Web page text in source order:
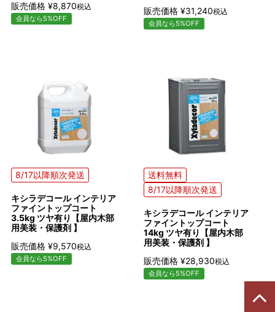
販売価格 ¥8,870税込
会員なら5%OFF
販売価格 ¥31,240税込
会員なら5%OFF
8/17以降順次発送
キシラデコール インテリア
ファイントップコート
3.5kg ツヤ有り【屋内木部
用美装・保護剤 】
販売価格 ¥9,570税込
会員なら5%OFF
送料無料
8/17以降順次発送
キシラデコール インテリア
ファイントップコート
14kg ツヤ有り【屋内木部
用美装・保護剤 】
販売価格 ¥28,930税込
会員なら5%OFF